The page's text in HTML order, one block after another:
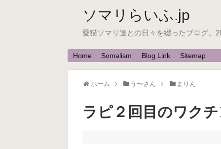
ソマリらいふ.jp
愛猫ソマリ達との日々を綴ったブログ。
Home Somalism Blog Link Sitemap
ホーム う〜さん まりん
ラピ２回目のワク